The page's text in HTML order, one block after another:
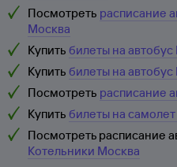
Посмотреть расписание
Москва
Купить билеты на
Купить билеты на
Посмотреть расписание
Купить билеты на
Посмотреть расписание
Котельники Москва